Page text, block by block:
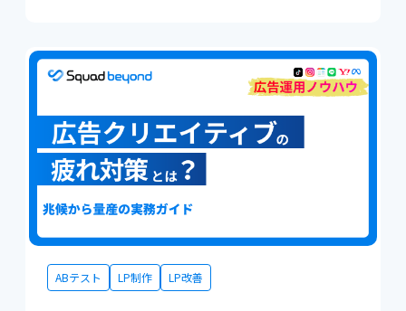
ABテスト LP制作 LP改善